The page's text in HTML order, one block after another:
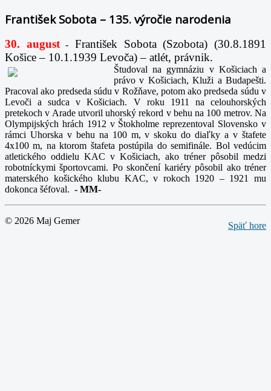
František Sobota – 135. výročie narodenia
30. august-
František Sobota (Szobota) (30.8.1891
Košice – 10.1.1939 Levoča) – atlét, právnik.
Študoval na gymnáziu v Košiciach a
právo v Košiciach, Kluži a Budapešti.
Pracoval ako predseda súdu v Rožňave, potom ako predseda súdu v
Levoči a sudca v Košiciach. V roku 1911 na celouhorských
pretekoch v Arade utvoril uhorský rekord v behu na 100 metrov. Na
Olympijských hrách 1912 v Štokholme reprezentoval Slovensko v
rámci Uhorska v behu na 100 m, v skoku do diaľky a v štafete
4x100 m, na ktorom štafeta postúpila do semifinále. Bol vedúcim
atletického oddielu KAC v Košiciach, ako tréner pôsobil medzi
robotníckymi športovcami. Po skončení kariéry pôsobil ako tréner
materského košického klubu KAC, v rokoch 1920 – 1921 mu
dokonca šéfoval. - MM-
Späť hore
© 2026 Maj Gemer